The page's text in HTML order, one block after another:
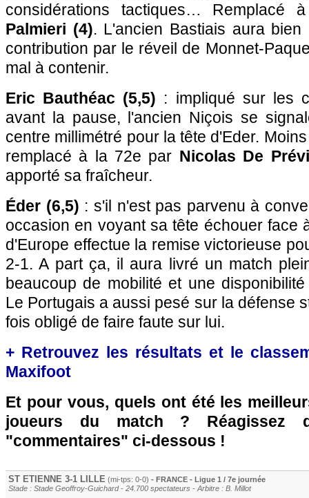
considérations tactiques…
Palmieri (4). L'ancien Bastiais aura
contribution par le réveil de Monnet-
mal à contenir.
Eric Bauthéac (5,5) : impliqué sur les
avant la pause, l'ancien Niçois se
centre millimétré pour la tête d'Eder.
remplacé à la 72e par Nicolas De
apporté sa fraîcheur.
Éder (6,5) : s'il n'est pas parvenu à
occasion en voyant sa tête échouer face
d'Europe effectue la remise victorieuse
2-1. A part ça, il aura livré un match
beaucoup de mobilité et une
Le Portugais a aussi pesé sur la défense
fois obligé de faire faute sur lui.
+ Retrouvez les résultats et le
Maxifoot
Et pour vous, quels ont été les
joueurs du match ? Réagissez
"commentaires" ci-dessous !
ST ETIENNE 3-1 LILLE (mi-tps: 0-0) - FRANCE - Ligue 1 / 7e journée
Stade : Stade Geoffroy-Guichard - 24.700 spectateurs - Arbitre : B. Millot